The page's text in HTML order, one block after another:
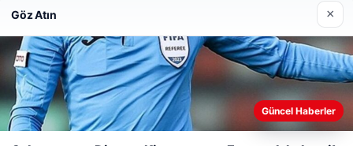
Prenses Night Club
29/04/2026
Web sitemizi nasıl kullandığınızı daha iyi anlayabilmek,
Göz Atın ×
Güncel Haberler